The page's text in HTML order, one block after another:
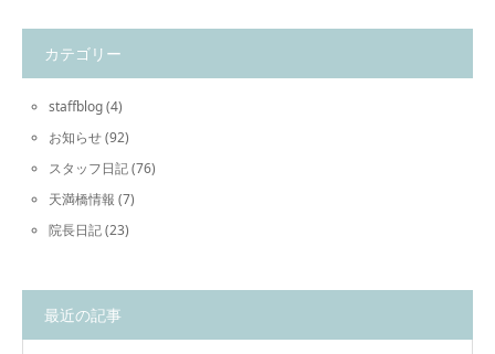
カテゴリー
staffblog(4)
お知らせ(92)
スタッフ日記(76)
天満橋情報 (7)
院長日記(23)
最近の記事